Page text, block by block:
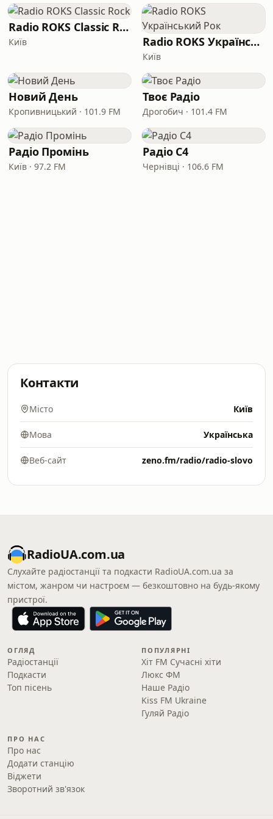
Radio ROKS Classic Rock
Київ Radio ROKS Український Рок
Київ
Новий День
Кропивницький · 101.9 FM
Твоє Радіо
Дрогобич · 101.4 FM
Радіо Промінь
Київ · 97.2 FM
Радіо C4
Чернівці · 106.6 FM
Контакти
Місто Київ
Мова Українська
Веб-сайт zeno.fm/radio/radio-slovo
RadioUA.com.ua
Слухайте радіостанції та подкасти RadioUA.com.ua за
містом, жанром чи настроєм — безкоштовно на будь-якому
пристрої.
ОГЛЯД
Радіостанції
Подкасти
Топ пісень
ПОПУЛЯРНІ
Хіт FM Сучасні хіти
Люкс ФМ
Наше Радіо
Kiss FM Ukraine
Гуляй Радіо
ПРО НАС
Про нас
Додати станцію
Віджети
Зворотний зв'язок